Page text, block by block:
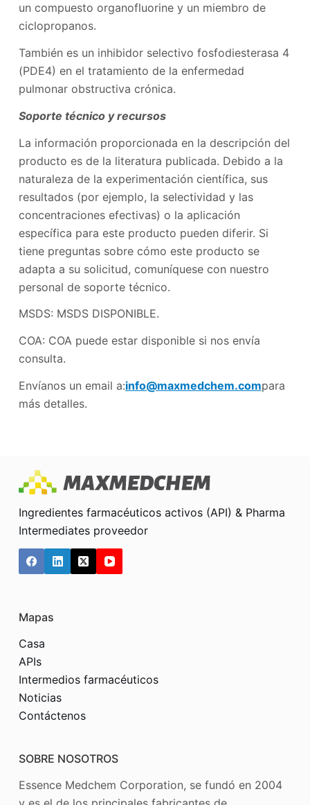
un compuesto organofluorine y un miembro de
ciclopropanos.
También es un inhibidor selectivo fosfodiesterasa 4
(PDE4) en el tratamiento de la enfermedad
pulmonar obstructiva crónica.
Soporte técnico y recursos
La información proporcionada en la descripción del
producto es de la literatura publicada. Debido a la
naturaleza de la experimentación científica, sus
resultados (por ejemplo, la selectividad y las
concentraciones efectivas) o la aplicación
específica para este producto pueden diferir. Si
tiene preguntas sobre cómo este producto se
adapta a su solicitud, comuníquese con nuestro
personal de soporte técnico.
MSDS: MSDS DISPONIBLE.
COA: COA puede estar disponible si nos envía
consulta.
Envíanos un email a:info@maxmedchem.compara
más detalles.
Ingredientes farmacéuticos activos (API) & Pharma
Intermediates proveedor
Mapas
Casa
APIs
Intermedios farmacéuticos
Noticias
Contáctenos
SOBRE NOSOTROS
Essence Medchem Corporation, se fundó en 2004